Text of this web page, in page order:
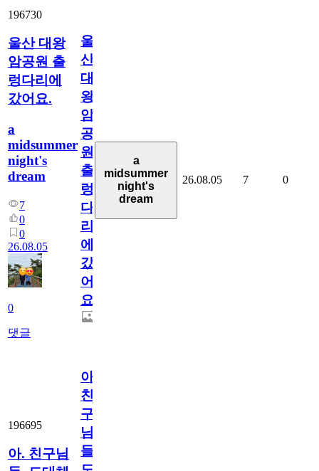
196730
울산 대왕
암공원 출
렁다리에
갔어요.
a
midsummer
night's
dream
7
0
0
26.08.05
0
댓글
울
산
대
왕
암
공
원
출
렁
다
리
에
갔
어
요.
a
midsummer
night's
dream
26.08.05 7 0
196695
아. 친구님
아.
친
구
님
들.